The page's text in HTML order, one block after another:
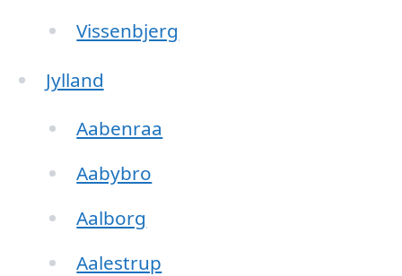
Vissenbjerg
Jylland
Aabenraa
Aabybro
Aalborg
Aalestrup